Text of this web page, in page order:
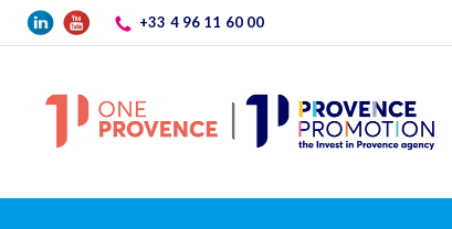
Direkt zum Inhalt +33 4 96 11 60 00